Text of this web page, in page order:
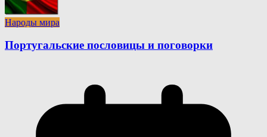
Народы мира
Португальские пословицы и поговорки